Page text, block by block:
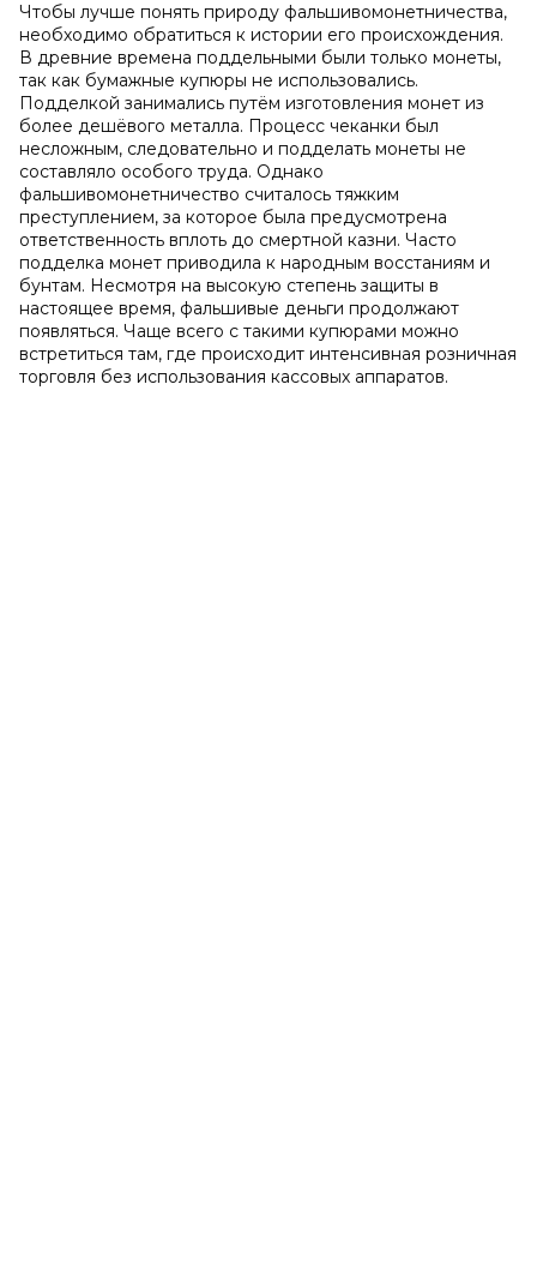
Чтобы лучше понять природу фальшивомонетничества,
необходимо обратиться к истории его происхождения.
В древние времена поддельными были только монеты,
так как бумажные купюры не использовались.
Подделкой занимались путём изготовления монет из
более дешёвого металла. Процесс чеканки был
несложным, следовательно и подделать монеты не
составляло особого труда. Однако
фальшивомонетничество считалось тяжким
преступлением, за которое была предусмотрена
ответственность вплоть до смертной казни. Часто
подделка монет приводила к народным восстаниям и
бунтам. Несмотря на высокую степень защиты в
настоящее время, фальшивые деньги продолжают
появляться. Чаще всего с такими купюрами можно
встретиться там, где происходит интенсивная розничная
торговля без использования кассовых аппаратов.